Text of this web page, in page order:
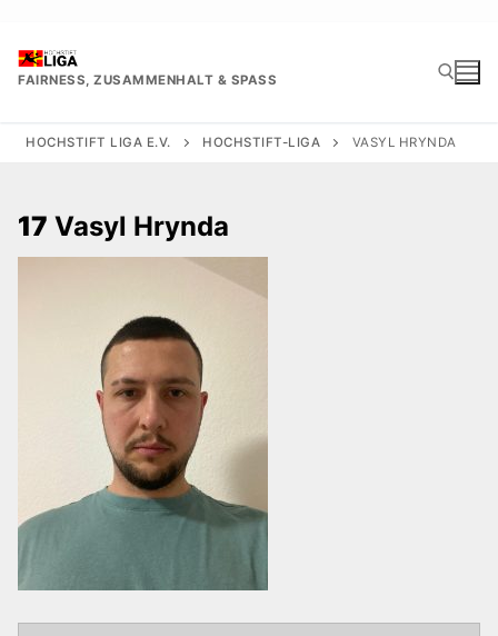
springen
FAIRNESS, ZUSAMMENHALT & SPASS
HOCHSTIFT LIGA E.V. HOCHSTIFT-LIGA VASYL HRYNDA
17 Vasyl Hrynda